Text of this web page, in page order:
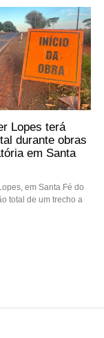
Lopes terá
durante obras
em Santa
em Santa Fé do
total de um trecho a